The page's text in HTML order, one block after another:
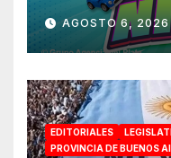
jornadas
para toda
AGOSTO 6, 2026
EDITORIALES
PROVINCIA DE BUENOS